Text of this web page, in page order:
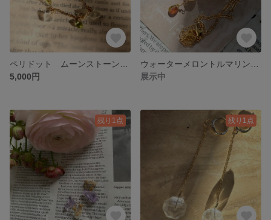
5,000円
展示中
残り1点 残り1点